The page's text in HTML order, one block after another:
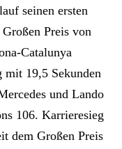
seinen ersten
Preis von
Catalunya
mit 19,5 Sekunden
und Lando
106. Karrieresieg
dem Großen Preis